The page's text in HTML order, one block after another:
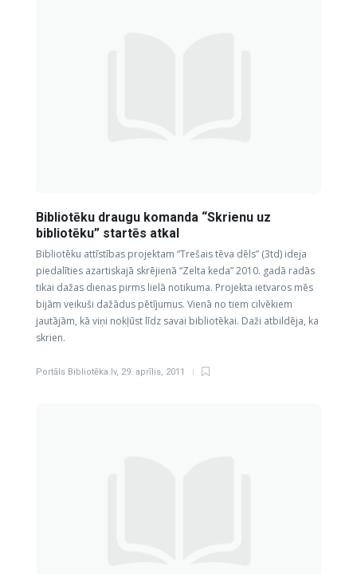
Bibliotēku draugu komanda “Skrienu uz
bibliotēku” startēs atkal
Bibliotēku attīstības projektam “Trešais tēva dēls” (3td) ideja
piedalīties azartiskajā skrējienā “Zelta keda” 2010. gadā radās
tikai dažas dienas pirms lielā notikuma. Projekta ietvaros mēs
bijām veikuši dažādus pētījumus. Vienā no tiem cilvēkiem
jautājām, kā viņi nokļūst līdz savai bibliotēkai. Daži atbildēja, ka
skrien.
Portāls Bibliotēka.lv, 29. aprīlis, 2011